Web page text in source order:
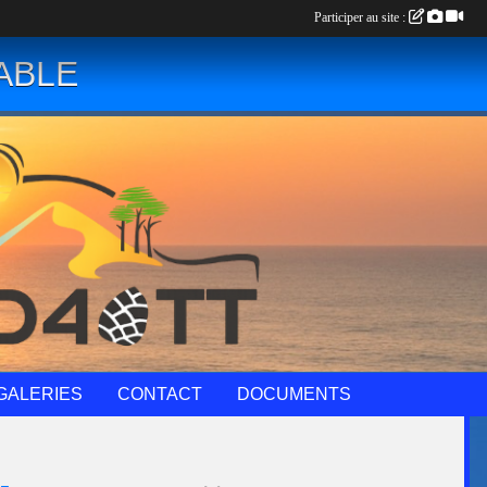
CONTACT DOCUMENTS
Participer au site :